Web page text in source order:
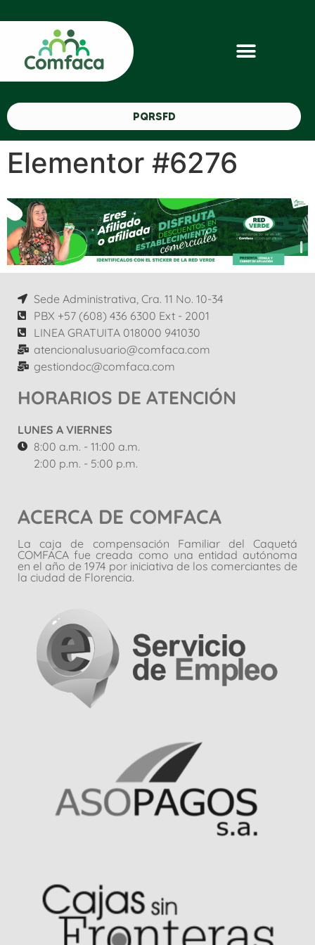
PQRSFD
Elementor #6276
Sede Administrativa, Cra. 11 No. 10-34
PBX +57 (608) 436 6300 Ext - 2001
LINEA GRATUITA 018000 941030
atencionalusuario@comfaca.com
gestiondoc@comfaca.com
HORARIOS DE ATENCIÓN
LUNES A VIERNES
8:00 a.m. - 11:00 a.m.
2:00 p.m. - 5:00 p.m.
ACERCA DE COMFACA
La caja de compensación Familiar del Caquetá
COMFACA fue creada como una entidad autónoma
en el año de 1974 por iniciativa de los comerciantes de
la ciudad de Florencia.